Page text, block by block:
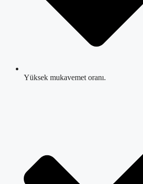
Yüksek mukavemet oranı.